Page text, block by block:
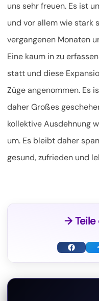
uns sehr freuen. Es ist
und vor allem wie stark
vergangenen Monaten
Eine kaum in zu
statt und diese
Züge angenommen. Es
daher Großes
kollektive Ausdehnung
um. Es bleibt daher
gesund, zufrieden und
→ Teile
F